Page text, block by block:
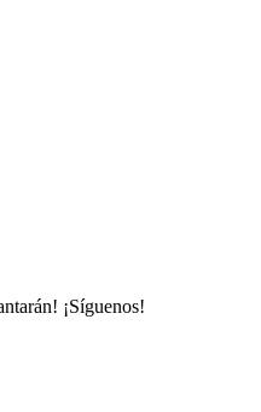
¡Síguenos!